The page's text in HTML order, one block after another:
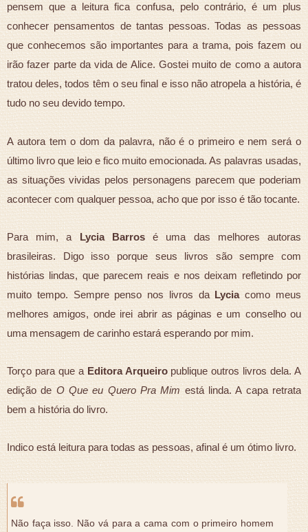
pensem que a leitura fica confusa, pelo contrário, é um plus
conhecer pensamentos de tantas pessoas. Todas as pessoas
que conhecemos são importantes para a trama, pois fazem ou
irão fazer parte da vida de Alice. Gostei muito de como a autora
tratou deles, todos têm o seu final e isso não atropela a história, é
tudo no seu devido tempo.
A autora tem o dom da palavra, não é o primeiro e nem será o
último livro que leio e fico muito emocionada. As palavras usadas,
as situações vividas pelos personagens parecem que poderiam
acontecer com qualquer pessoa, acho que por isso é tão tocante.
Para mim, aLycia Barrosé uma das melhores autoras
brasileiras. Digo isso porque seus livros são sempre com
histórias lindas, que parecem reais e nos deixam refletindo por
muito tempo. Sempre penso nos livros da Lyciacomo meus
melhores amigos, onde irei abrir as páginas e um conselho ou
uma mensagem de carinho estará esperando por mim.
Torço para que aEditora Arqueiropublique outros livros dela. A
edição de O Que eu Quero Pra Mim está linda. A capa retrata
bem a história do livro.
Indico está leitura para todas as pessoas, afinal é um ótimo livro.
Não faça isso. Não vá para a cama com o primeiro homem